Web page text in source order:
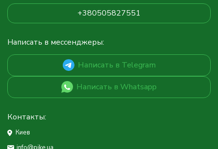
+380505827551
Написать в мессенджеры:
Написать в Telegram
Написать в Whatsapp
Контакты:
Киев